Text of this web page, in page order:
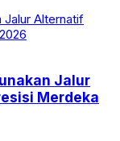
Jalur
Merdeka